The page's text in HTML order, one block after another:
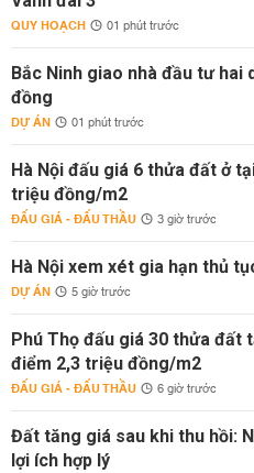
QUY HOẠCH 01 phút trước
Bắc Ninh giao nhà đầu tư hai
đồng
DỰ ÁN 01 phút trước
Hà Nội đấu giá 6 thửa đất ở
triệu đồng/m2
ĐẤU GIÁ - ĐẤU THẦU 3 giờ trước
Hà Nội xem xét gia hạn thủ
DỰ ÁN 5 giờ trước
Phú Thọ đấu giá 30 thửa đất
điểm 2,3 triệu đồng/m2
ĐẤU GIÁ - ĐẤU THẦU 6 giờ trước
Đất tăng giá sau khi thu hồi:
lợi ích hợp lý